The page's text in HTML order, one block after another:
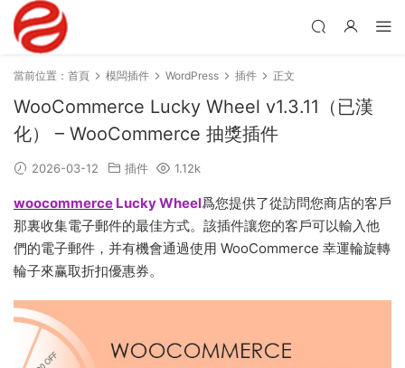
當前位置： 首頁 模闆插件 WordPress 插件 正文
WooCommerce Lucky Wheel v1.3.11（已漢
化） – WooCommerce 抽獎插件
2026-03-12 插件 1.12k
woocommerce Lucky Wheel爲您提供了從訪問您商店的客戶
那裏收集電子郵件的最佳方式。該插件讓您的客戶可以輸入他
們的電子郵件，并有機會通過使用 WooCommerce 幸運輪旋轉
輪子來赢取折扣優惠券。